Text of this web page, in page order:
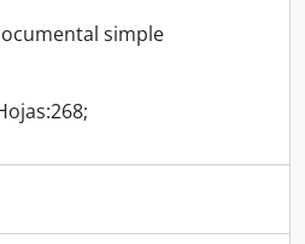
simple